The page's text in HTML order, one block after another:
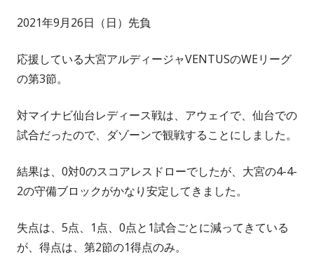
2021年9月26日（日）先負
応援している大宮アルディージャVENTUSのWEリーグ
の第3節。
対マイナビ仙台レディース戦は、アウェイで、仙台での
試合だったので、ダゾーンで観戦することにしました。
結果は、0対0のスコアレスドローでしたが、大宮の4-4-
2の守備ブロックがかなり安定してきました。
失点は、5点、1点、0点と1試合ごとに減ってきている
が、得点は、第2節の1得点のみ。